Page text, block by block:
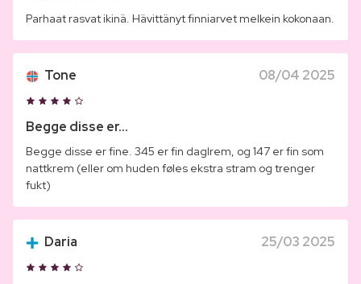
Parhaat rasvat ikinä. Hävittänyt finniarvet melkein kokonaan.
Tone 08/04 2025
Begge disse er...
Begge disse er fine. 345 er fin daglrem, og 147 er fin som
nattkrem (eller om huden føles ekstra stram og trenger
fukt)
Daria 25/03 2025